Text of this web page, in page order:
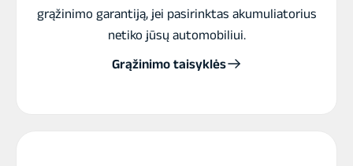
grąžinimo garantiją, jei pasirinktas akumuliatorius
netiko jūsų automobiliui.
Grąžinimo taisyklės